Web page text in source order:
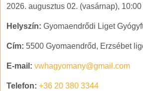
2026. augusztus 02. (vasárnap), 10:00
Helyszín: Gyomaendrődi Liget
Cím: 5500 Gyomaendrőd, Erzsébet
E-mail: vwhagyomany@gmail.com
Telefon: +36 20 380 3344